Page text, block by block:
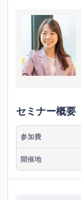
セミナー概要
参加費
開催地